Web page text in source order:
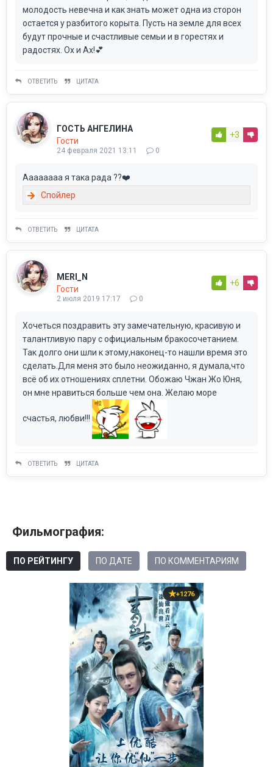
молодость невечна и как знать может одна из сторон
остается у разбитого корыта. Пусть на земле для всех
будут прочные и счастливые семьи и в горестях и
радостях. Ох и Ах!💕
ОТВЕТИТЬ ЦИТАТА
ГОСТЬ АНГЕЛИНА
Гости
24 февраля 2021 13:11 0
+3
Аааааааа я така рада ??❤️
ОТВЕТИТЬ ЦИТАТА
MERI_N
Гости
2 июля 2019 17:17 0
+6
Хочеться поздравить эту замечательную, красивую и
талантливую пару с официальным бракосочетанием.
Так долго они шли к этому,наконец-то нашли время это
сделать.Для меня это было неожиданно, я думала,что
всё об их отношениях сплетни. Обожаю Чжан Жо Юня,
он мне нравиться больше чем она. Желаю море
счастья, любви!!!
ОТВЕТИТЬ ЦИТАТА
Фильмография:
ПО РЕЙТИНГУ ПО ДАТЕ ПО КОММЕНТАРИЯМ
+1276